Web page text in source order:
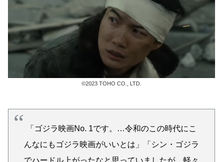
©2023 TOHO CO., LTD.
「ゴジラ映画No. 1です。…令和のこの時代にこ
んなにもゴジラ映画がいいとは」「シン・ゴジラ
でハードル上がったなと思っていましたが…軽々